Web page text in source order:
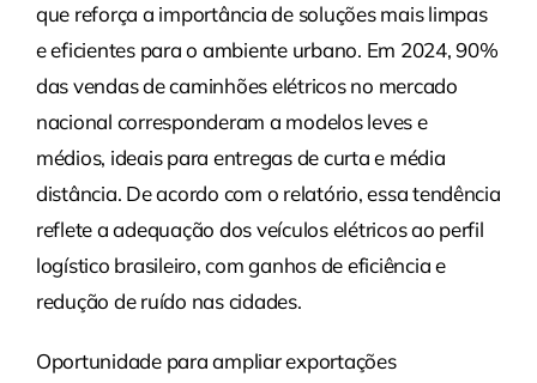
que reforça a importância de soluções mais limpas
e eficientes para o ambiente urbano. Em 2024, 90%
das vendas de caminhões elétricos no mercado
nacional corresponderam a modelos leves e
médios, ideais para entregas de curta e média
distância. De acordo com o relatório, essa tendência
reflete a adequação dos veículos elétricos ao perfil
logístico brasileiro, com ganhos de eficiência e
redução de ruído nas cidades.
Oportunidade para ampliar exportações